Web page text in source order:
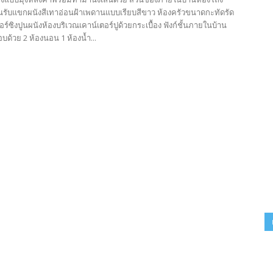
บแขกผนังสีเทาอ่อนฝ้าเพดานแบบเรียบสีขาว ห้องครัวขนาดกะทัดรัด
ร์ซิงปูนผนังห้องบริเวณเคาน์เตอร์ปูด้วยกระเบื้อง ฟังก์ชั้นภายในบ้าน
ด้วย 2 ห้องนอน 1 ห้องน้ำ...